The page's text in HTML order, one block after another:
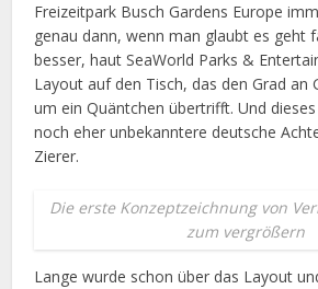
Freizeitpark Busch Gardens Europe
genau dann, wenn man glaubt es geht
besser, haut SeaWorld Parks &
Layout auf den Tisch, das den Grad an
um ein Quäntchen übertrifft. Und
noch eher unbekanntere deutsche
Zierer.
Die erste Konzeptzeichnung von
zum vergrößern
Lange wurde schon über das Layout